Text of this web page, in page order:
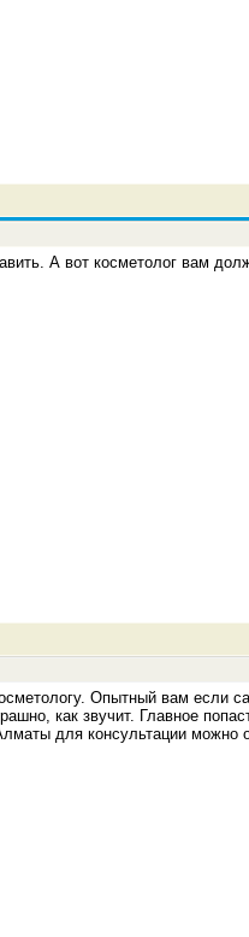
А вот косметолог вам
Опытный вам если
как звучит. Главное
для консультации можно